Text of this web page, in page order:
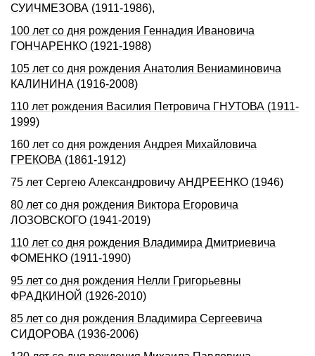
СУИЧМЕЗОВА (1911-1986),
100 лет со дня рождения Геннадия Ивановича
ГОHЧАРЕHКО (1921-1988)
105 лет со дня рождения Анатолия Вениаминовича
КАЛИHИHА (1916-2008)
110 лет рождения Василия Петровича ГНУТОВА (1911-
1999)
160 лет со дня рождения Андрея Михайловича
ГРЕКОВА (1861-1912)
75 лет Сергею Александровичу АНДРЕЕНКО (1946)
80 лет со дня рождения Виктора Егоровича
ЛОЗОВСКОГО (1941-2019)
110 лет со дня рождения Владимира Дмитриевича
ФОМЕHКО (1911-1990)
95 лет со дня рождения Нелли Григорьевны
ФРАДКИHОЙ (1926-2010)
85 лет со дня рождения Владимира Сергеевича
СИДОРОВА (1936-2006)